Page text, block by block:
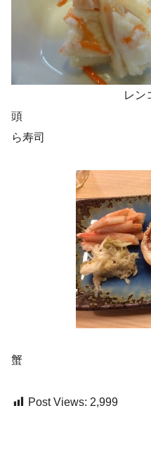
レンコン
頭
ら寿司
蟹
Post Views: 2,999